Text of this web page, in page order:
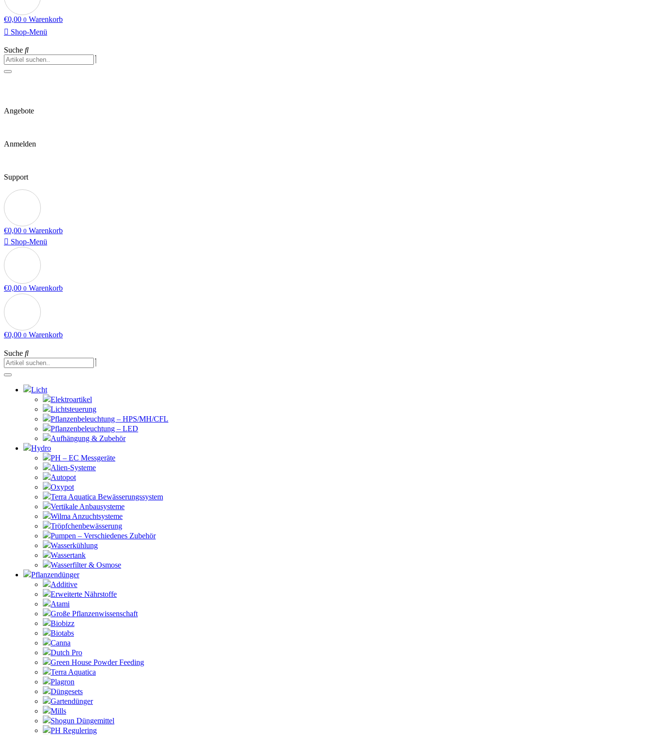
€0,00 0 Warenkorb
Shop-Menü
Suche
Angebote
Anmelden
Support
€0,00 0 Warenkorb
Shop-Menü
€0,00 0 Warenkorb
€0,00 0 Warenkorb
Suche
Licht
Elektroartikel
Lichtsteuerung
Pflanzenbeleuchtung – HPS/MH/CFL
Pflanzenbeleuchtung – LED
Aufhängung & Zubehör
Hydro
PH – EC Messgeräte
Alien-Systeme
Autopot
Oxypot
Terra Aquatica Bewässerungssystem
Vertikale Anbausysteme
Wilma Anzuchtsysteme
Tröpfchenbewässerung
Pumpen – Verschiedenes Zubehör
Wasserkühlung
Wassertank
Wasserfilter & Osmose
Pflanzendünger
Additive
Erweiterte Nährstoffe
Atami
Große Pflanzenwissenschaft
Biobizz
Biotabs
Canna
Dutch Pro
Green House Powder Feeding
Terra Aquatica
Plagron
Düngesets
Gartendünger
Mills
Shogun Düngemittel
PH Regulering